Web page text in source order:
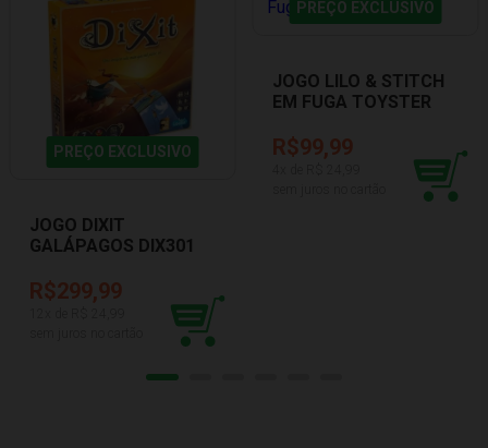
PREÇO EXCLUSIVO
JOGO DIXIT
GALÁPAGOS DIX301
R$299,99
PREÇO EXCLUSIVO
JOGO LILO & STITCH
EM FUGA TOYSTER
R$99,99